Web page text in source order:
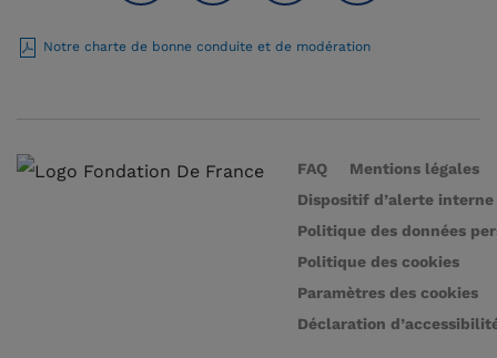
Notre charte de bonne conduite et de modération
FAQ
Mentions légales
Dispositif d’alerte interne
Politique des données
Politique des cookies
Paramètres des cookies
Déclaration